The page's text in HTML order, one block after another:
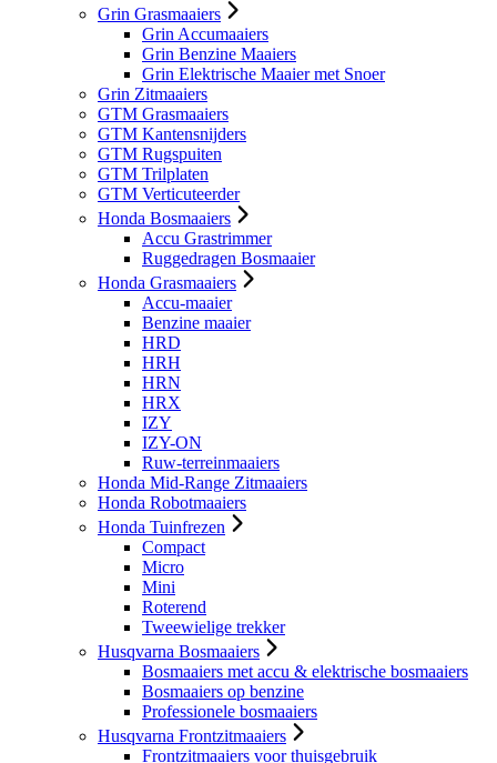
Grin Grasmaaiers
Grin Accumaaiers
Grin Benzine Maaiers
Grin Elektrische Maaier met Snoer
Grin Zitmaaiers
GTM Grasmaaiers
GTM Kantensnijders
GTM Rugspuiten
GTM Trilplaten
GTM Verticuteerder
Honda Bosmaaiers
Accu Grastrimmer
Ruggedragen Bosmaaier
Honda Grasmaaiers
Accu-maaier
Benzine maaier
HRD
HRH
HRN
HRX
IZY
IZY-ON
Ruw-terreinmaaiers
Honda Mid-Range Zitmaaiers
Honda Robotmaaiers
Honda Tuinfrezen
Compact
Micro
Mini
Roterend
Tweewielige trekker
Husqvarna Bosmaaiers
Bosmaaiers met accu & elektrische bosmaaiers
Bosmaaiers op benzine
Professionele bosmaaiers
Husqvarna Frontzitmaaiers
Frontzitmaaiers voor thuisgebruik